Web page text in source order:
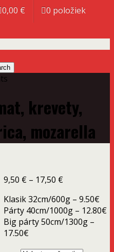
0 položiek
0,00 €
krevety,
mozarella
9,50 € – 17,50 €Price
9,50 €
through
17,50 €
Klasik 32cm/600g – 9.50€
Párty 40cm/1000g – 12.80€
Big párty 50cm/1300g –
17.50€